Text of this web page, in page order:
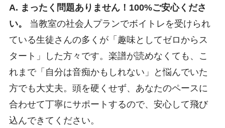
A. まったく問題ありません！100%ご安心くださ
い。
当教室の社会人プランでボイトレを受けられ
ている生徒さんの多くが「趣味としてゼロからス
タート」した方々です。楽譜が読めなくても、こ
れまで「自分は音痴かもしれない」と悩んでいた
方でも大丈夫。頭を硬くせず、あなたのペースに
合わせて丁寧にサポートするので、安心して飛び
込んできてください。